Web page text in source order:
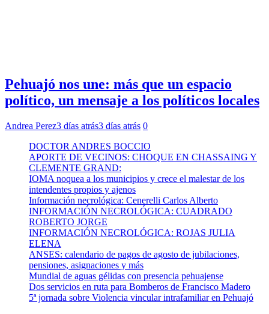
Pehuajó nos une: más que un espacio
político, un mensaje a los políticos locales
Andrea Perez3 días atrás3 días atrás 0
DOCTOR ANDRES BOCCIO
APORTE DE VECINOS: CHOQUE EN CHASSAING Y
CLEMENTE GRAND:
IOMA noquea a los municipios y crece el malestar de los
intendentes propios y ajenos
Información necrológica: Cenerelli Carlos Alberto
INFORMACIÓN NECROLÓGICA: CUADRADO
ROBERTO JORGE
INFORMACIÓN NECROLÓGICA: ROJAS JULIA
ELENA
ANSES: calendario de pagos de agosto de jubilaciones,
pensiones, asignaciones y más
Mundial de aguas gélidas con presencia pehuajense
Dos servicios en ruta para Bomberos de Francisco Madero
5ª jornada sobre Violencia vincular intrafamiliar en Pehuajó